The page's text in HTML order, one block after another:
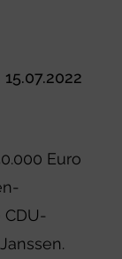
15.07.2022
Euro